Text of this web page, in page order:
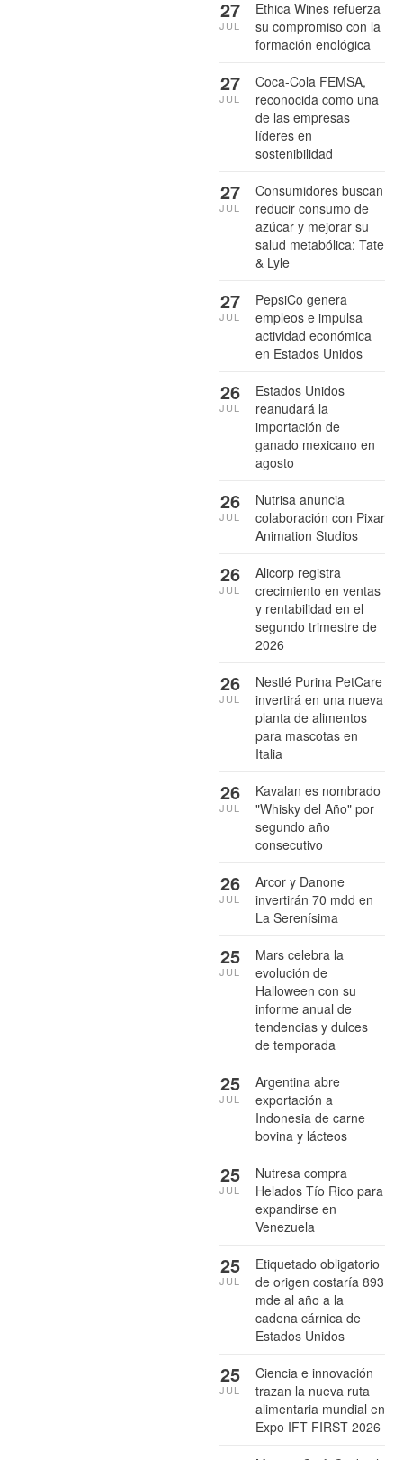
Ethica Wines refuerza
su compromiso con la
formación enológica
27
JUL
Coca-Cola FEMSA,
reconocida como una
de las empresas
líderes en
sostenibilidad
27
JUL
Consumidores buscan
reducir consumo de
azúcar y mejorar su
salud metabólica: Tate
& Lyle
27
JUL
PepsiCo genera
empleos e impulsa
actividad económica
en Estados Unidos
27
JUL
Estados Unidos
reanudará la
importación de
ganado mexicano en
agosto
26
JUL
Nutrisa anuncia
colaboración con Pixar
Animation Studios
26
JUL
Alicorp registra
crecimiento en ventas
y rentabilidad en el
segundo trimestre de
2026
26
JUL
Nestlé Purina PetCare
invertirá en una nueva
planta de alimentos
para mascotas en
Italia
26
JUL
Kavalan es nombrado
"Whisky del Año" por
segundo año
consecutivo
26
JUL
Arcor y Danone
invertirán 70 mdd en
La Serenísima
26
JUL
Mars celebra la
evolución de
Halloween con su
informe anual de
tendencias y dulces
de temporada
25
JUL
Argentina abre
exportación a
Indonesia de carne
bovina y lácteos
25
JUL
Nutresa compra
Helados Tío Rico para
expandirse en
Venezuela
25
JUL
Etiquetado obligatorio
de origen costaría 893
mde al año a la
cadena cárnica de
Estados Unidos
25
JUL
Ciencia e innovación
trazan la nueva ruta
alimentaria mundial en
Expo IFT FIRST 2026
25
JUL